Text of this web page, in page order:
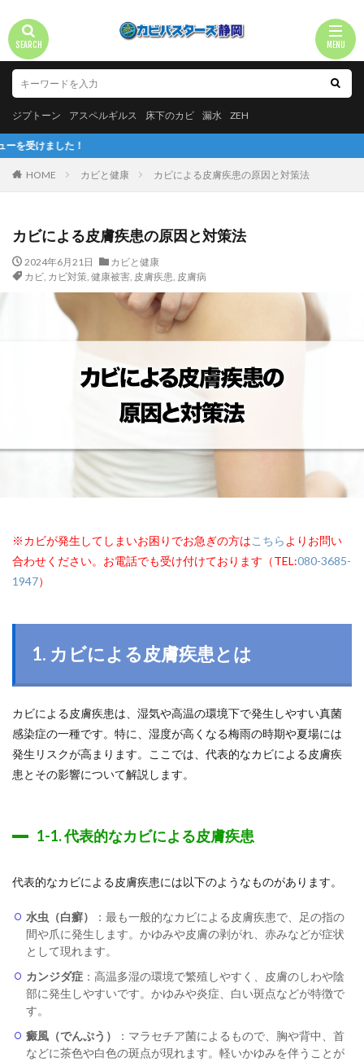
ジプトーン アスペルギルス 床下のカビ 漏水 ZEH
HOME カビと健康 カビによる皮膚疾患の原因と対策法
カビによる皮膚疾患の原因と対策法
2024年6月21日
カビと健康
カビ, カビ対策, 健康被害, 皮膚疾患, 皮膚病
※カビが発生してしまいお困りでお急ぎの方はこちら よりお問い
合わせください。お電話でも受け付けております（TEL:080-3685-
1947）
1. カビによる皮膚疾患とは
カビによる皮膚疾患は、湿気や高温の環境下で発生しやすい真菌
感染症の一種です。特に、湿度が高くなる梅雨の時期や夏場には
発生リスクが高まります。ここでは、代表的なカビによる皮膚疾
患とその影響について解説します。
1-1. 代表的なカビによる皮膚疾患
代表的なカビによる皮膚疾患には以下のようなものがあります。
水虫（白癬）
：最も一般的なカビによる皮膚疾患で、足の指の
間や爪に発生します。かゆみや皮膚の剥がれ、赤みなどが症状
として現れます。
カンジダ症 ：高温多湿の環境で繁殖しやすく、皮膚のしわや陰
部に発生しやすいです。かゆみや炎症、白い斑点などが特徴で
す。
癜風（でんぷう）
：マラセチア菌によるもので、胸や背中、首
などに茶色や白色の斑点が現れます。軽いかゆみを伴うことが